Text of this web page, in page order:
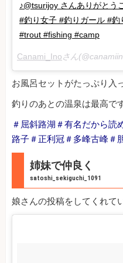
♪@tsurijoy さんありがとう
#釣り女子 #釣りガール #
#trout #fishing #camp
Canami_Inoさん
お風呂セットがたっぷり入
釣りのあとの温泉は最高で
＃屈斜路湖＃有名だから読
路子＃正利冠＃多峰古峰＃
姉妹で仲良く
satoshi_sekiguchi_1091
娘さんの投稿をしてくれ